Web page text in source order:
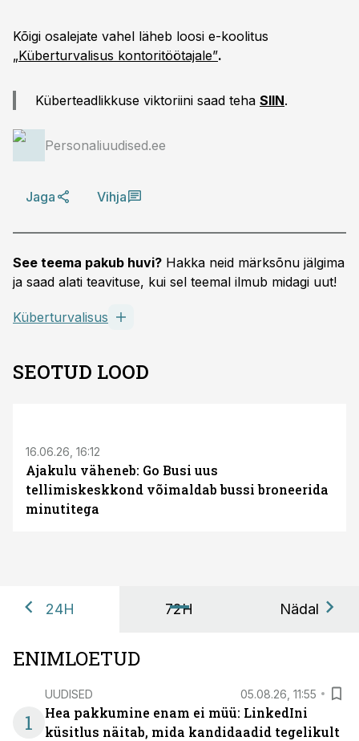
Kõigi osalejate vahel läheb loosi e-koolitus
„Küberturvalisus kontoritöötajale”.
Küberteadlikkuse viktoriini saad teha SIIN.
Personaliuudised.ee
Jaga Vihja
See teema pakub huvi? Hakka neid märksõnu jälgima
ja saad alati teavituse, kui sel teemal ilmub midagi uut!
Küberturvalisus
SEOTUD LOOD
16.06.26, 16:12
Ajakulu väheneb: Go Busi uus
tellimiskeskkond võimaldab bussi broneerida
minutitega
24H 72H Nädal
ENIMLOETUD
1
UUDISED 05.08.26, 11:55
Hea pakkumine enam ei müü: LinkedIni
küsitlus näitab, mida kandidaadid tegelikult